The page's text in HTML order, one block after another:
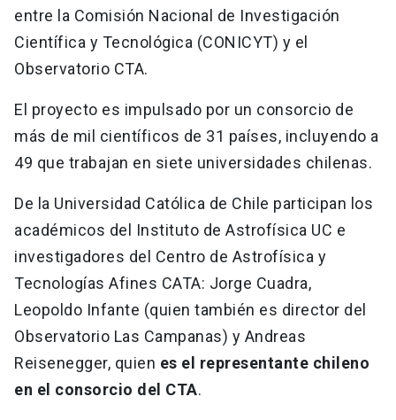
entre la Comisión Nacional de Investigación
Científica y Tecnológica (CONICYT) y el
Observatorio CTA.
El proyecto es impulsado por un consorcio de
más de mil científicos de 31 países, incluyendo a
49 que trabajan en siete universidades chilenas.
De la Universidad Católica de Chile participan los
académicos del Instituto de Astrofísica UC e
investigadores del Centro de Astrofísica y
Tecnologías Afines CATA: Jorge Cuadra,
Leopoldo Infante (quien también es director del
Observatorio Las Campanas) y Andreas
Reisenegger, quien es el representante chileno
en el consorcio del CTA.